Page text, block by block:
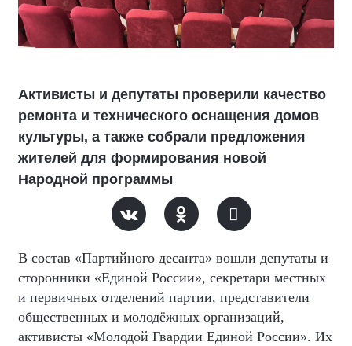
Активисты и депутаты проверили качество
ремонта и технического оснащения домов
культуры, а также собрали предложения
жителей для формирования новой
Народной программы
В состав «Партийного десанта» вошли депутаты и
сторонники «Единой России», секретари местных
и первичных отделений партии, представители
общественных и молодёжных организаций,
активисты «Молодой Гвардии Единой России». Их